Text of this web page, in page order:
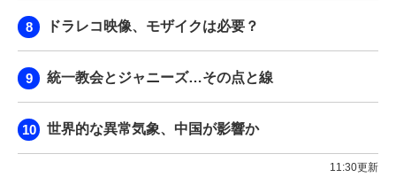
ドラレコ映像、モザイクは必要？
統一教会とジャニーズ…その点と線
世界的な異常気象、中国が影響か
11:30更新